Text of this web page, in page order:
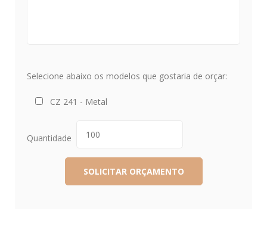
Selecione abaixo os modelos que gostaria de orçar:
CZ 241 - Metal
Quantidade